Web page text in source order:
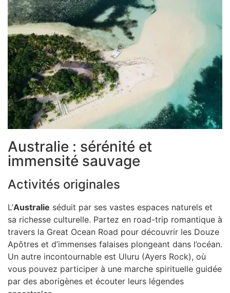
Australie : sérénité et
immensité sauvage
Activités originales
L’Australie séduit par ses vastes espaces naturels et
sa richesse culturelle. Partez en road-trip romantique à
travers la Great Ocean Road pour découvrir les Douze
Apôtres et d’immenses falaises plongeant dans l’océan.
Un autre incontournable est Uluru (Ayers Rock), où
vous pouvez participer à une marche spirituelle guidée
par des aborigènes et écouter leurs légendes